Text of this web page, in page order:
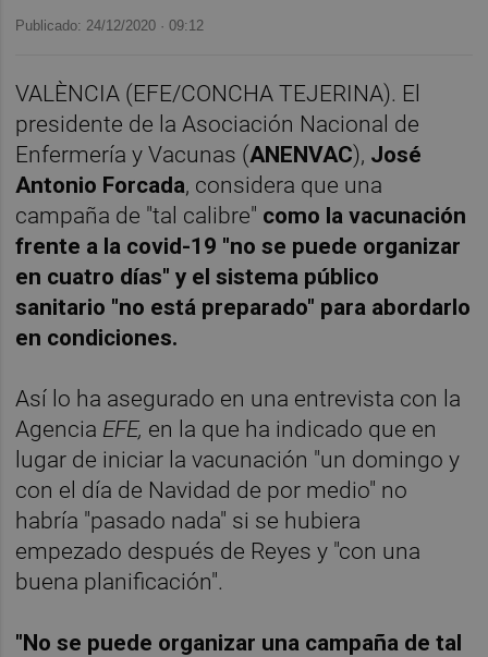
Publicado: 24/12/2020 ·09:12
VALÈNCIA (EFE/CONCHA TEJERINA). El
presidente de la Asociación Nacional de
Enfermería y Vacunas (ANENVAC), José
Antonio Forcada, considera que una
campaña de "tal calibre" como la vacunación
frente a la covid-19 "no se puede organizar
en cuatro días" y el sistema público
sanitario "no está preparado" para abordarlo
en condiciones.
Así lo ha asegurado en una entrevista con la
Agencia EFE, en la que ha indicado que en
lugar de iniciar la vacunación "un domingo y
con el día de Navidad de por medio" no
habría "pasado nada" si se hubiera
empezado después de Reyes y "con una
buena planificación".
"No se puede organizar una campaña de tal